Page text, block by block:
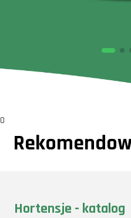
0
Hortensje - katalog